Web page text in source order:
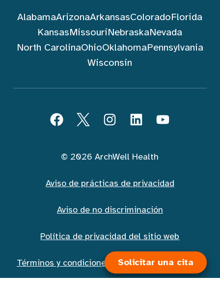
Solicitar una cita
AlabamaArizonaArkansasColoradoFlorida
KansasMissouriNebraskaNevada
North CarolinaOhioOklahomaPennsylvania
Wisconsin
FacebookTwitterInstagramLinkedInYouTube
© 2026 ArchWell Health
Aviso de prácticas de privacidad
Aviso de no discriminación
Política de privacidad del sitio web
Términos y condiciones de la mensajería móvil